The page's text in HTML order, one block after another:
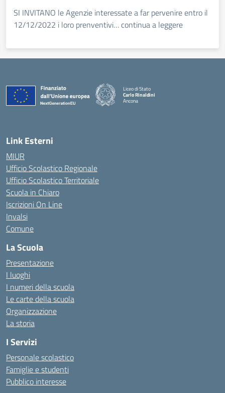
SI INVITANO le Agenzie interessate a far pervenire entro il
12/12/2022 i loro prenventivi… continua a leggere
Liceo di Stato
Carlo Rinaldini
Ancona
Link Esterni
MIUR
Ufficio Scolastico Regionale
Ufficio Scolastico Territoriale
Scuola in Chiaro
Iscrizioni On Line
Invalsi
Comune
La Scuola
Presentazione
I luoghi
I numeri della scuola
Le carte della scuola
Organizzazione
La storia
I Servizi
Personale scolastico
Famiglie e studenti
Pubblico interesse